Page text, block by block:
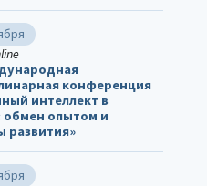
конференция
интеллект в
обмен опытом и
развития»